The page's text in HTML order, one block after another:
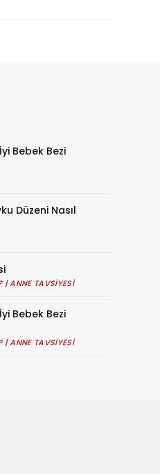
Bebek Bezi
Düzeni Nasıl
| ANNE TAVSIYESI
Bebek Bezi
| ANNE TAVSIYESI